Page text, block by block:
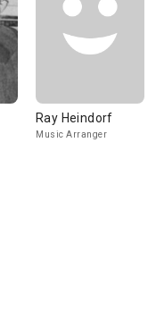
Ray Heindorf
Music Arranger